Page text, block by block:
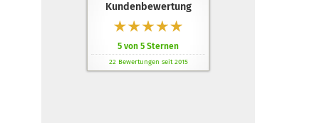
Kundenbewertung
5 von 5 Sternen
22Bewertungen seit 2015